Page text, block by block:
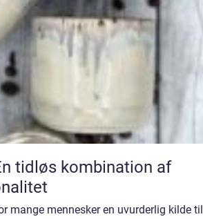
tidløs kombination af
mange mennesker en uvurderlig kilde til